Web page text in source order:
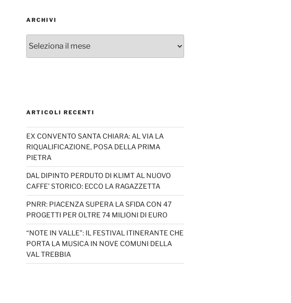
ARCHIVI
ARTICOLI RECENTI
EX CONVENTO SANTA CHIARA: AL VIA LA
RIQUALIFICAZIONE, POSA DELLA PRIMA
PIETRA
DAL DIPINTO PERDUTO DI KLIMT AL NUOVO
CAFFE’ STORICO: ECCO LA RAGAZZETTA
PNRR: PIACENZA SUPERA LA SFIDA CON 47
PROGETTI PER OLTRE 74 MILIONI DI EURO
“NOTE IN VALLE”: IL FESTIVAL ITINERANTE CHE
PORTA LA MUSICA IN NOVE COMUNI DELLA
VAL TREBBIA